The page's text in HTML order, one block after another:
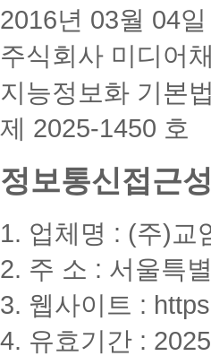
2016년 03월 04일
주식회사 미디어
지능정보화 기본
제 2025-1450 호
정보통신접근
1. 업체명 : (주)교
2. 주 소 : 서울특
3. 웹사이트 :
4. 유효기간 :